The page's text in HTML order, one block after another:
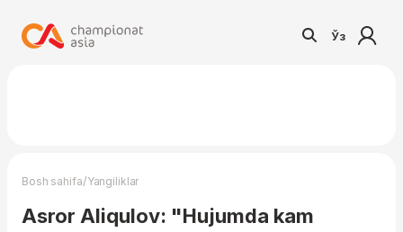
Ўз
Bosh sahifa/Yangiliklar
Asror Aliqulov: "Hujumda kam